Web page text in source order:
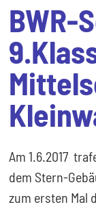
BWR-
Am 1.6.2017
dem Stern-
zum ersten Mal